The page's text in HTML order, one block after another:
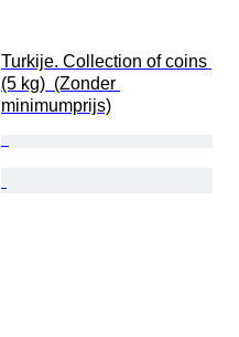
Turkije. Collection of coins
(5 kg)  (Zonder
minimumprijs)